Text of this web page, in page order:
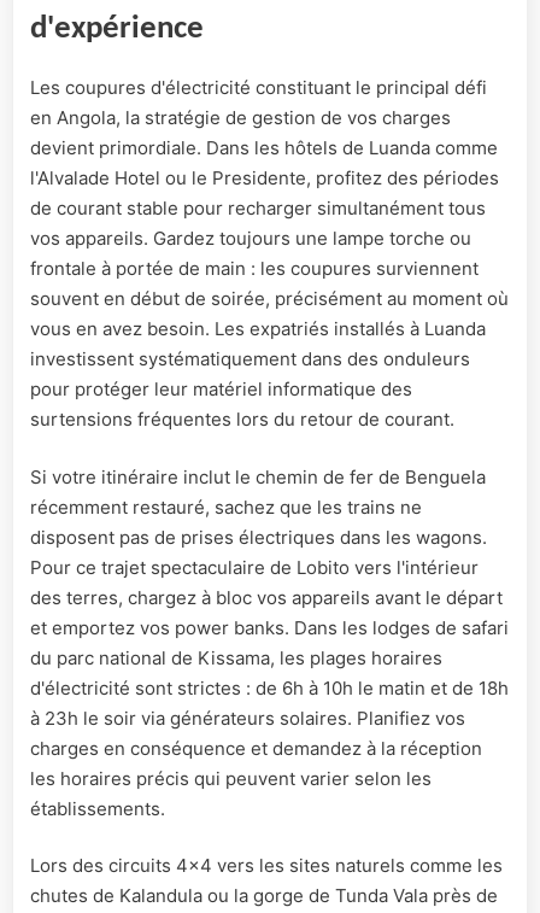
d'expérience
Les coupures d'électricité constituant le principal défi
en Angola, la stratégie de gestion de vos charges
devient primordiale. Dans les hôtels de Luanda comme
l'Alvalade Hotel ou le Presidente, profitez des périodes
de courant stable pour recharger simultanément tous
vos appareils. Gardez toujours une lampe torche ou
frontale à portée de main : les coupures surviennent
souvent en début de soirée, précisément au moment où
vous en avez besoin. Les expatriés installés à Luanda
investissent systématiquement dans des onduleurs
pour protéger leur matériel informatique des
surtensions fréquentes lors du retour de courant.
Si votre itinéraire inclut le chemin de fer de Benguela
récemment restauré, sachez que les trains ne
disposent pas de prises électriques dans les wagons.
Pour ce trajet spectaculaire de Lobito vers l'intérieur
des terres, chargez à bloc vos appareils avant le départ
et emportez vos power banks. Dans les lodges de safari
du parc national de Kissama, les plages horaires
d'électricité sont strictes : de 6h à 10h le matin et de 18h
à 23h le soir via générateurs solaires. Planifiez vos
charges en conséquence et demandez à la réception
les horaires précis qui peuvent varier selon les
établissements.
Lors des circuits 4x4 vers les sites naturels comme les
chutes de Kalandula ou la gorge de Tunda Vala près de